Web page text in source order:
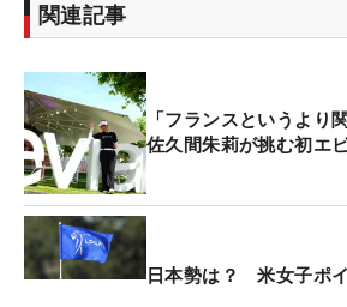
本大会は日本勢との相性も抜群だ
（1997年）、宮里藍（09、11年
決して長くなく、技術が試される
ショットが求められることで知ら
そして24年大会では古江彩佳が優
た。初日をトップと1打差で滑り
独首位に立った。3日目は逆転さ
関連記事
「フランスというよ
佐久間朱莉が挑む初エ
日本勢は？ 米女子ポ